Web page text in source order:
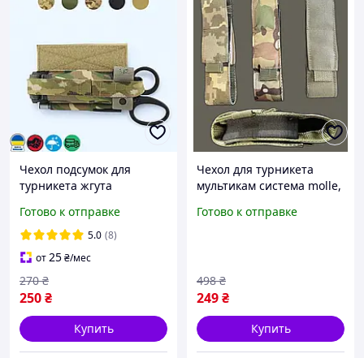
Чехол подсумок для
турникета жгута
Готово к отправке
5.0 (8)
от25₴/мес
250₴
270 ₴
Купить
Чехол для турникета
мультикам система molle,
жгута чехол под турникет
Готово к отправке
249₴
498 ₴
Купить